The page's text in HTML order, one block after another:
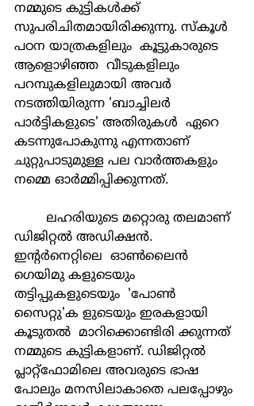
നമ്മുടെ കുട്ടികള്‍ക്ക്
സുപരിചിതമായിരിക്കുന്നു. സ്കൂള്‍
പഠന യാത്രകളിലും  കൂട്ടുകാരുടെ
ആളൊഴിഞ്ഞ  വീടുകളിലും
പറമ്പുകളിലുമായി അവര്‍
നടത്തിയിരുന്ന 'ബാച്ചിലര്‍
പാര്‍ട്ടികളുടെ' അതിരുകള്‍  ഏറെ
കടന്നുപോകുന്നു എന്നതാണ്
ചുറ്റുപാടുമുള്ള പല വാര്‍ത്തകളും
നമ്മെ ഓര്‍മ്മിപ്പിക്കുന്നത്.
ഡിജിറ്റല്‍ അഡിക്ഷന്‍.
ഇന്‍റര്‍നെറ്റിലെ  ഓണ്‍ലൈന്‍
ഗെയിമു കളുടെയും
തട്ടിപ്പുകളുടെയും  'പോണ്‍
സൈറ്റു'ക ളുടെയും ഇരകളായി
കൂടുതല്‍  മാറിക്കൊണ്ടിരി ക്കുന്നത്
നമ്മുടെ കുട്ടികളാണ്. ഡിജിറ്റല്‍
പ്ലാറ്റ്ഫോമിലെ അവരുടെ ഭാഷ
പോലും മനസിലാകാതെ പലപ്പോഴും